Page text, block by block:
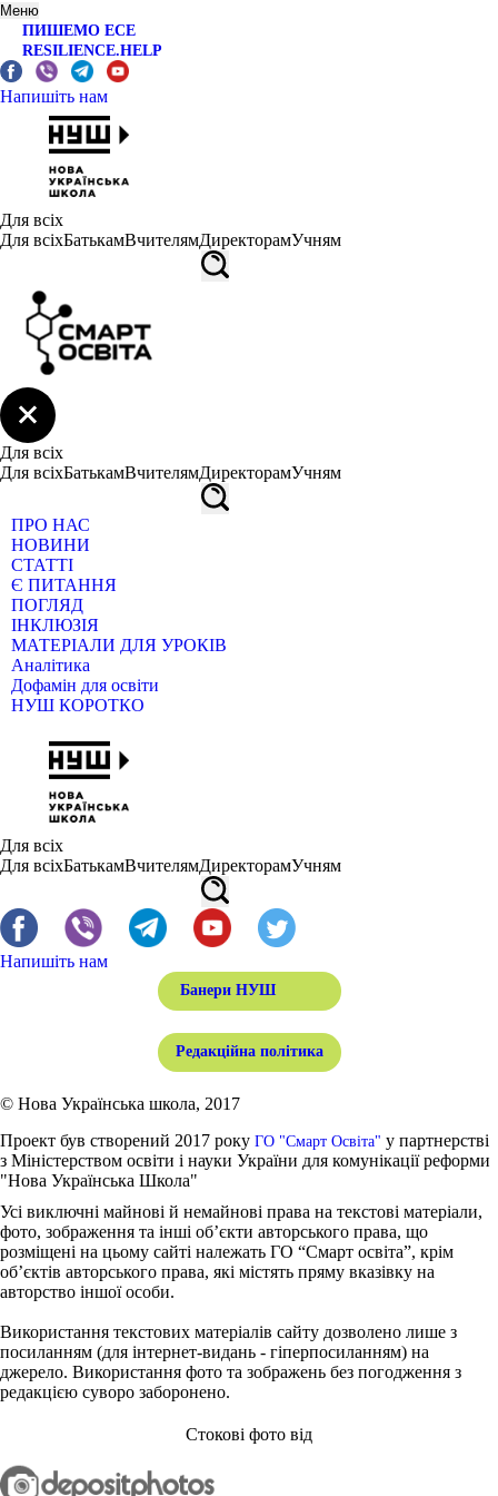
Меню
ПИШЕМО ЕСЕ
RESILIENCE.HELP
Напишіть нам
Для всіх
Для всіхБатькамВчителямДиректорамУчням
Для всіх
Для всіхБатькамВчителямДиректорамУчням
ПРО НАС
НОВИНИ
СТАТТІ
Є ПИТАННЯ
ПОГЛЯД
ІНКЛЮЗІЯ
МАТЕРІАЛИ ДЛЯ УРОКІВ
Аналітика
Дофамін для освіти
НУШ КОРОТКО
Для всіх
Для всіхБатькамВчителямДиректорамУчням
Напишіть нам
Банери НУШ
Редакційна політика
© Нова Українська школа, 2017
Проект був створений 2017 року ГО "Смарт Освіта" у партнерстві
з Міністерством освіти і науки України для комунікації реформи
"Нова Українська Школа"
Усі виключні майнові й немайнові права на текстові матеріали,
фото, зображення та інші об’єкти авторського права, що
розміщені на цьому сайті належать ГО “Смарт освіта”, крім
об’єктів авторського права, які містять пряму вказівку на
авторство іншої особи.
Використання текстових матеріалів сайту дозволено лише з
посиланням (для інтернет-видань - гіперпосиланням) на
джерело. Використання фото та зображень без погодження з
редакцією суворо заборонено.
Стокові фото від